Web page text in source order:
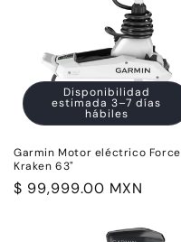
Disponibilidad
estimada 3–7 días
hábiles
Garmin Motor eléctrico Force
Kraken 63"
Precio
$ 99,999.00 MXN